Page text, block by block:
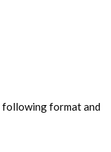
following format and